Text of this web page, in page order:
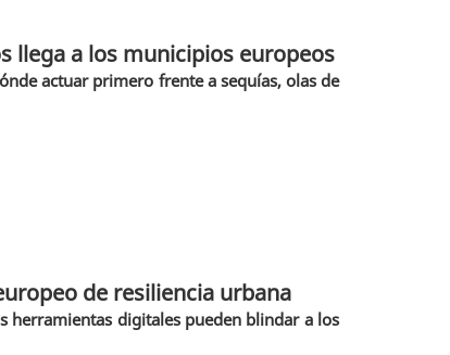
llega a los municipios europeos
actuar primero frente a sequías, olas de
de resiliencia urbana
herramientas digitales pueden blindar a los